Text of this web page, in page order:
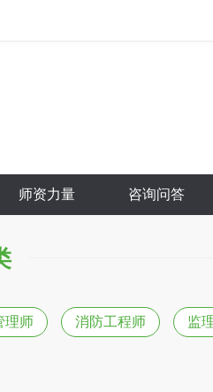
师资力量 咨询问答
理师 消防工程师 监